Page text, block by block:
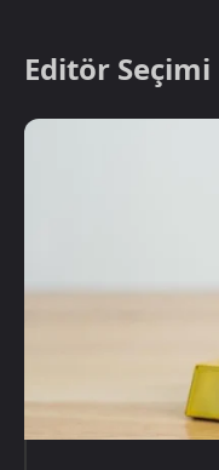
Editör Seçimi